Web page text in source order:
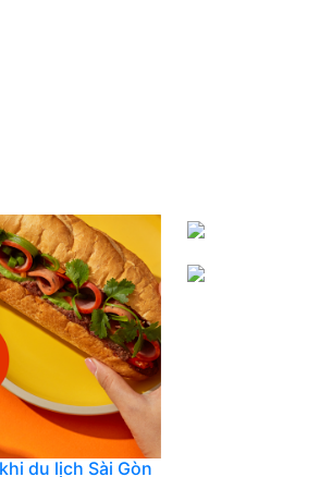
du lịch Sài Gòn